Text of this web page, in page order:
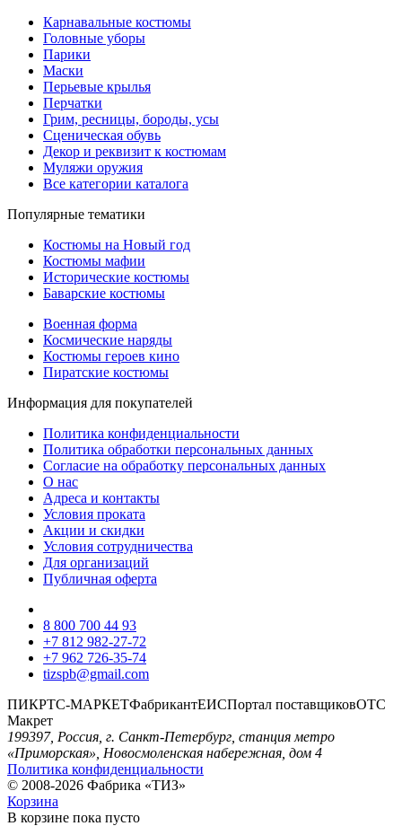
Карнавальные костюмы
Головные уборы
Парики
Маски
Перьевые крылья
Перчатки
Грим, ресницы, бороды, усы
Сценическая обувь
Декор и реквизит к костюмам
Муляжи оружия
Все категории каталога
Популярные тематики
Костюмы на Новый год
Костюмы мафии
Исторические костюмы
Баварские костюмы
Военная форма
Космические наряды
Костюмы героев кино
Пиратские костюмы
Информация для покупателей
Политика конфиденциальности
Политика обработки персональных данных
Согласие на обработку персональных данных
О нас
Адреса и контакты
Условия проката
Акции и скидки
Условия сотрудничества
Для организаций
Публичная оферта
8 800 700 44 93
+7 812 982-27-72
+7 962 726-35-74
tizspb@gmail.com
ПИКРТС-МАРКЕТФабрикантЕИСПортал поставщиковОТС
Макрет
199397, Россия, г. Санкт-Петербург, станция метро
«Приморская», Новосмоленская набережная, дом 4
Политика конфиденциальности
© 2008-2026 Фабрика «ТИЗ»
Корзина
В корзине пока пусто